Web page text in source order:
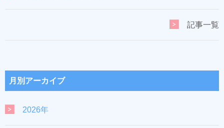
記事一覧
月別アーカイブ
2026年